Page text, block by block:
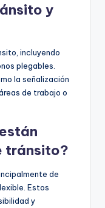
y
incluyendo
plegables.
la señalización
de trabajo o
tránsito?
de
Estos
y